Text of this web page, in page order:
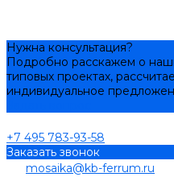
Нужна консультация?
Подробно расскажем о
типовых проектах,
индивидуальное
+7 495 783-93-58
Заказать звонок
mosaika@kb-ferrum.ru